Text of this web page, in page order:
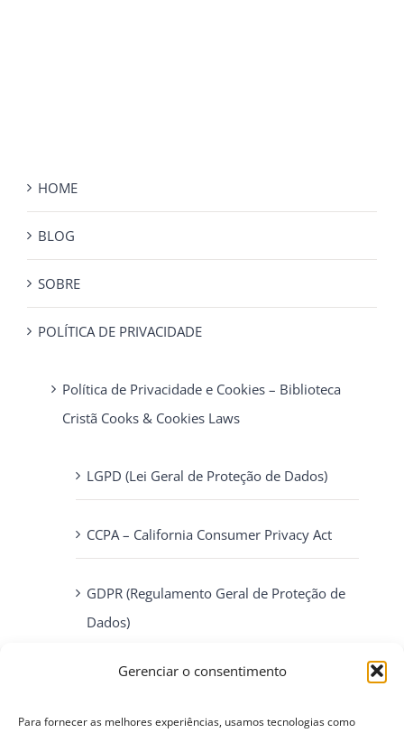
Gerenciar o consentimento
Para fornecer as melhores experiências, usamos tecnologias como
HOME
BLOG
SOBRE
POLÍTICA DE PRIVACIDADE
Política de Privacidade e Cookies – Biblioteca
Cristã Cooks & Cookies Laws
LGPD (Lei Geral de Proteção de Dados)
CCPA – California Consumer Privacy Act
GDPR (Regulamento Geral de Proteção de
Dados)
ePrivacy Directive (Diretiva ePrivacidade)